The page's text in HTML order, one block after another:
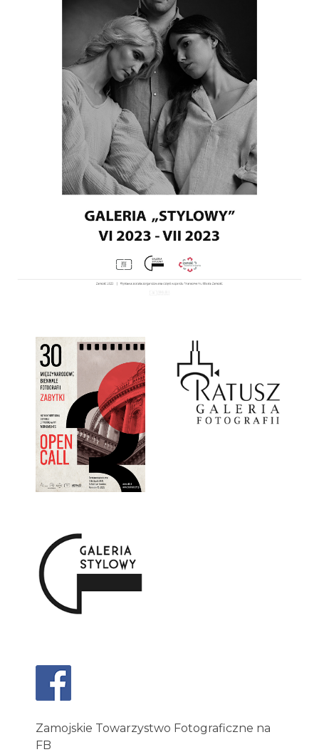
Zamojskie Towarzystwo Fotograficzne na
FB